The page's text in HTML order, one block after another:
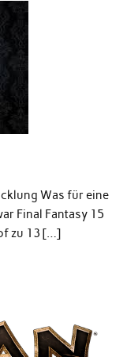
Was für eine
Final Fantasy 15
zu 13 […]